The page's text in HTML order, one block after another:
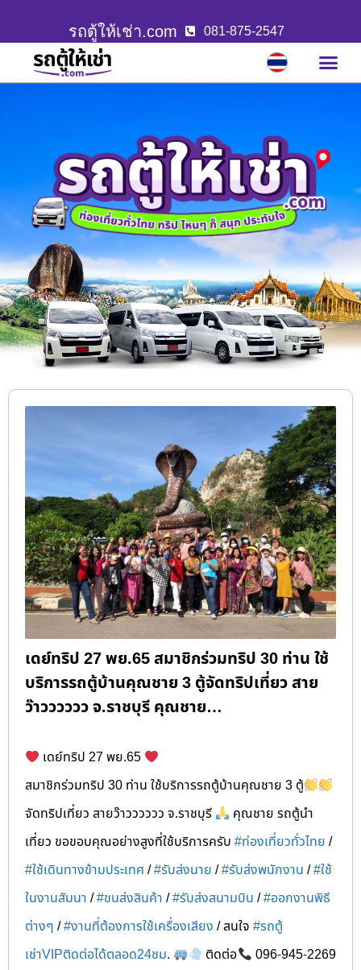
รถตู้ให้เช่า.com 081-875-2547
เดย์ทริป 27 พย.65 สมาชิกร่วมทริป 30 ท่าน ใช้
บริการรถตู้บ้านคุณชาย 3 ตู้จัดทริปเที่ยว สาย
ว๊าวววววว จ.ราชบุรี คุณชาย…
เดย์ทริป 27 พย.65
สมาชิกร่วมทริป 30 ท่าน ใช้บริการรถตู้บ้านคุณชาย 3 ตู้
จัดทริปเที่ยว สายว๊าวววววว จ.ราชบุรี
คุณชาย รถตู้นำ
เที่ยว ขอขอบคุณอย่างสูงที่ใช้บริการครับ #ท่องเที่ยวทั่วไทย /
#ใช้เดินทางข้ามประเทศ /#รับส่งนาย /#รับส่งพนักงาน /#ใช้
ในงานสัมนา /#ขนส่งสินค้า /#รับส่งสนามบิน /#ออกงานพิธี
ต่างๆ /#งานที่ต้องการใช้เครื่องเสียง / สนใจ #รถตู้
เช่าVIPติดต่อได้ตลอด24ชม. ติดต่อ
096-945-2269